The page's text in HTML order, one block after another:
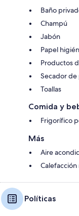
Baño
Champú
Jabón
Papel
Productos
Secador de
Toallas
Comida y
Frigorífico
Más
Aire
Políticas